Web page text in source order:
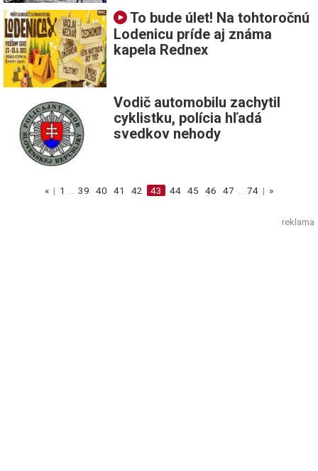
To bude úlet! Na tohtoročnú
Lodenicu príde aj známa
kapela Rednex
Vodič automobilu zachytil
cyklistku, polícia hľadá
svedkov nehody
« | 1 39 40 41 42 43 44 45 46 47 74 | »
reklama